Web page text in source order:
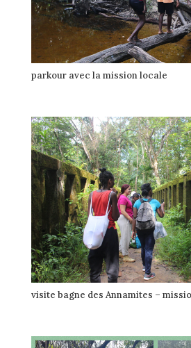
parkour avec la mission locale
visite bagne des Annamites –